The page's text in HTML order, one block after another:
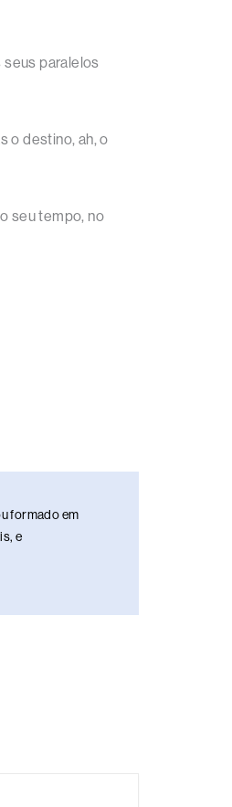
seus paralelos
o destino, ah, o
seu tempo, no
formado em
e